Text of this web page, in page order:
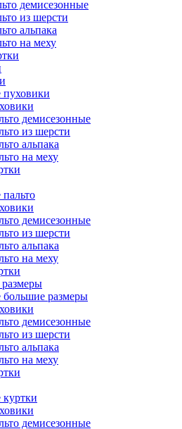
демисезонные
из шерсти
альпака
на меху
пуховики
демисезонные
из шерсти
альпака
на меху
пальто
демисезонные
из шерсти
альпака
на меху
большие размеры
демисезонные
из шерсти
альпака
на меху
куртки
демисезонные